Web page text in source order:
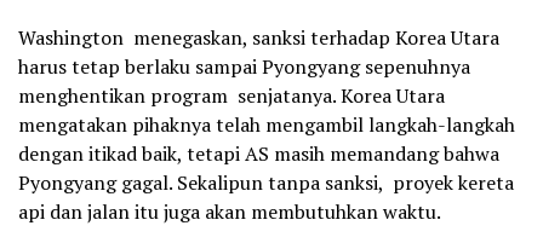
Washington menegaskan, sanksi terhadap Korea Utara
harus tetap berlaku sampai Pyongyang sepenuhnya
menghentikan program senjatanya. Korea Utara
mengatakan pihaknya telah mengambil langkah-langkah
dengan itikad baik, tetapi AS masih memandang bahwa
Pyongyang gagal. Sekalipun tanpa sanksi, proyek kereta
api dan jalan itu juga akan membutuhkan waktu.